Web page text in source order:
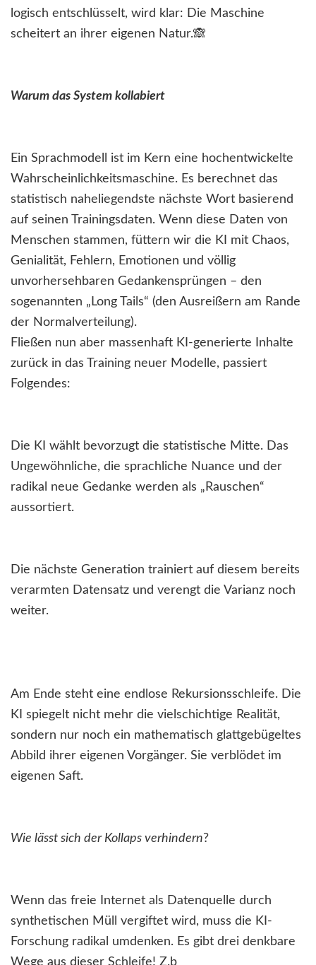
logisch entschlüsselt, wird klar: Die Maschine
scheitert an ihrer eigenen Natur.🙈
Warum das System kollabiert
Ein Sprachmodell ist im Kern eine hochentwickelte
Wahrscheinlichkeitsmaschine. Es berechnet das
statistisch naheliegendste nächste Wort basierend
auf seinen Trainingsdaten. Wenn diese Daten von
Menschen stammen, füttern wir die KI mit Chaos,
Genialität, Fehlern, Emotionen und völlig
unvorhersehbaren Gedankensprüngen – den
sogenannten „Long Tails“ (den Ausreißern am Rande
der Normalverteilung).
Fließen nun aber massenhaft KI-generierte Inhalte
zurück in das Training neuer Modelle, passiert
Folgendes:
Die KI wählt bevorzugt die statistische Mitte. Das
Ungewöhnliche, die sprachliche Nuance und der
radikal neue Gedanke werden als „Rauschen“
aussortiert.
Die nächste Generation trainiert auf diesem bereits
verarmten Datensatz und verengt die Varianz noch
weiter.
Am Ende steht eine endlose Rekursionsschleife. Die
KI spiegelt nicht mehr die vielschichtige Realität,
sondern nur noch ein mathematisch glattgebügeltes
Abbild ihrer eigenen Vorgänger. Sie verblödet im
eigenen Saft.
Wie lässt sich der Kollaps verhindern?
Wenn das freie Internet als Datenquelle durch
synthetischen Müll vergiftet wird, muss die KI-
Forschung radikal umdenken. Es gibt drei denkbare
Wege aus dieser Schleife! Z.b